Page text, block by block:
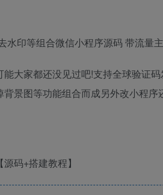
水印等组合微信小程序源码 带流量主
大家都还没见过吧!支持全球验证
景图等功能组合而成另外改小程序